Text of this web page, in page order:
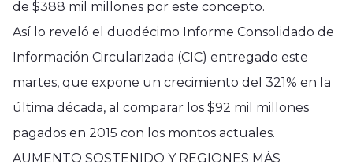
de $388 mil millones por este concepto.
Así lo reveló el duodécimo Informe Consolidado de
Información Circularizada (CIC) entregado este
martes, que expone un crecimiento del 321% en la
última década, al comparar los $92 mil millones
pagados en 2015 con los montos actuales.
AUMENTO SOSTENIDO Y REGIONES MÁS